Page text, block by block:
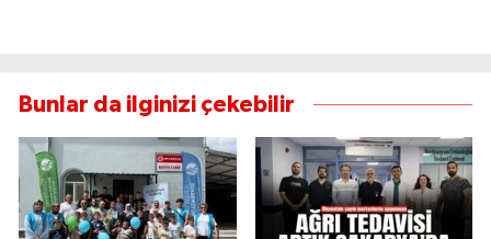
Bunlar da ilginizi çekebilir